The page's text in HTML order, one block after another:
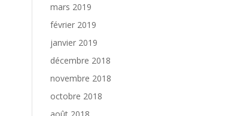
mars 2019
février 2019
janvier 2019
décembre 2018
novembre 2018
octobre 2018